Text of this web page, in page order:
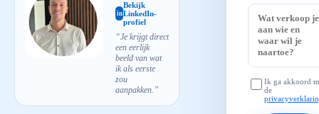
in
Bekijk
LinkedIn-
profiel
“Je krijgt direct
een eerlijk
beeld van wat
ik als eerste
zou
aanpakken.”
Ik ga akkoord
de